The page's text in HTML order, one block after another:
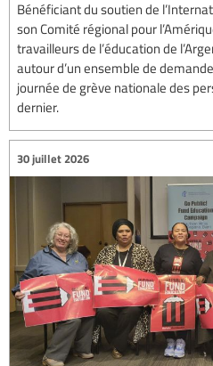
Bénéficiant du soutien de
son Comité régional pour
travailleurs de l’éducation de
autour d’un ensemble de
journée de grève nationale des
dernier.
30 juillet 2026